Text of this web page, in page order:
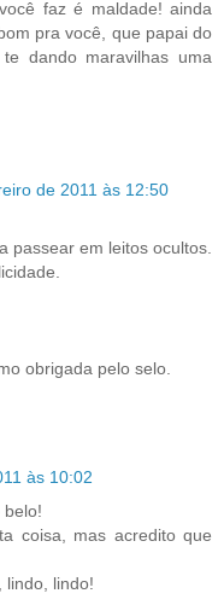
faz é maldade! ainda
pra você, que papai do
dando maravilhas uma
de 2011 às 12:50
passear em leitos ocultos.
obrigada pelo selo.
às 10:02
belo!
coisa, mas acredito que
lindo, lindo!